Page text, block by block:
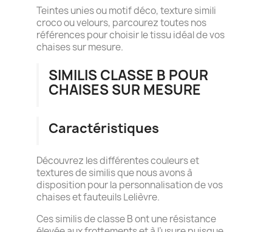
Teintes unies ou motif déco, texture simili
croco ou velours, parcourez toutes nos
références pour choisir le tissu idéal de vos
chaises sur mesure.
SIMILIS CLASSE B POUR
CHAISES SUR MESURE
Caractéristiques
Découvrez les différentes couleurs et
textures de similis que nous avons à
disposition pour la personnalisation de vos
chaises et fauteuils Lelièvre.
Ces similis de classe B ont une résistance